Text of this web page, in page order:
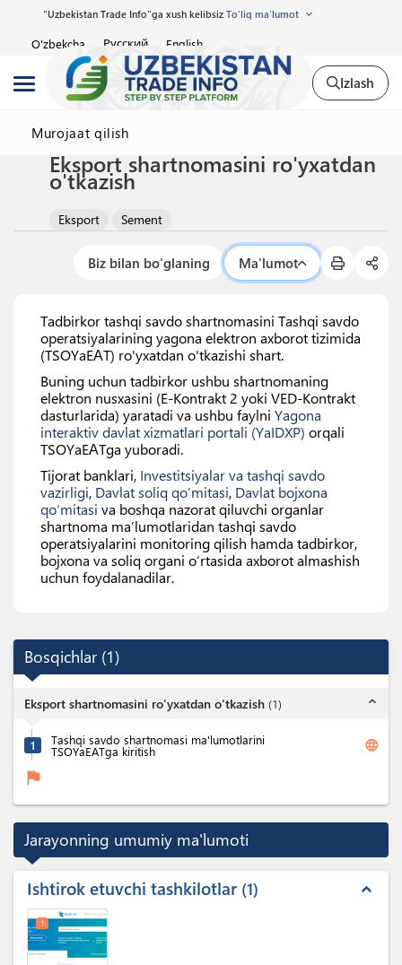
"Uzbekistan Trade Info"ga xush kelibsiz To'liq ma'lumot
O'zbekcha Русский English
Izlash
Murojaat qilish
Eksport shartnomasini ro'yxatdan
o'tkazish
Eksport Sement
Biz bilan bo'glaning Ma'lumot
Tadbirkor tashqi savdo shartnomasini Tashqi savdo
operatsiyalarining yagona elektron axborot tizimida
(TSOYaEАT) ro'yxatdan o'tkazishi shart.
Buning uchun tadbirkor ushbu shartnomaning
elektron nusxasini (E-Kontrakt 2 yoki VED-Kontrakt
dasturlarida) yaratadi va ushbu faylni Yagona
interaktiv davlat xizmatlari portali (YaIDXP) orqali
TSOYaEАTga yuboradi.
Tijorat banklari, Investitsiyalar va tashqi savdo
vazirligi, Davlat soliq qo‘mitasi, Davlat bojxona
qo‘mitasi va boshqa nazorat qiluvchi organlar
shartnoma ma’lumotlaridan tashqi savdo
operatsiyalarini monitoring qilish hamda tadbirkor,
bojxona va soliq organi o‘rtasida axborot almashish
uchun foydalanadilar.
Bosqichlar (1)
Eksport shartnomasini ro'yxatdan o'tkazish (1) expand_less
1 Tashqi savdo shartnomasi ma'lumotlarini
TSOYaEATga kiritish language
flag
Jarayonning umumiy ma'lumoti
Ishtirok etuvchi tashkilotlar 1 expand_less
1